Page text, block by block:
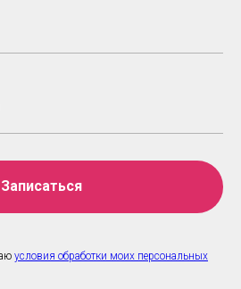
Записаться
условия обработки моих персональных